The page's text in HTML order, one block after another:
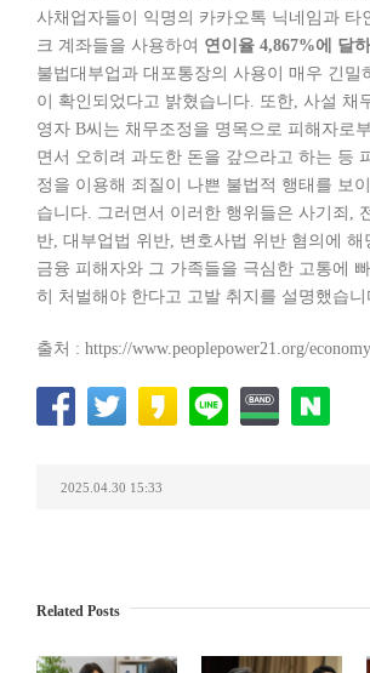
사채업자들이 익명의 카카오톡 닉네임과 타
크 계좌들을 사용하여 연이율 4,867%에 달
불법대부업과 대포통장의 사용이 매우 긴밀
이 확인되었다고 밝혔습니다. 또한, 사설 채
영자 B씨는 채무조정을 명목으로 피해자로
면서 오히려 과도한 돈을 갚으라고 하는 등
정을 이용해 죄질이 나쁜 불법적 행태를 보
습니다. 그러면서 이러한 행위들은 사기죄,
반, 대부업법 위반, 변호사법 위반 혐의에 해
금융 피해자와 그 가족들을 극심한 고통에
히 처벌해야 한다고 고발 취지를 설명했습니
출처 : https://www.peoplepower21.org/
2025.04.30 15:33
Related Posts